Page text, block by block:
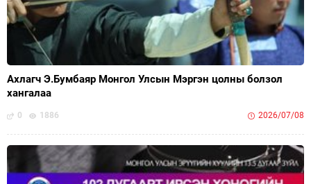
Ахлагч Э.Бумбаяр Монгол Улсын Мэргэн цолны болзол
хангалаа
0 1886 2026/07/08